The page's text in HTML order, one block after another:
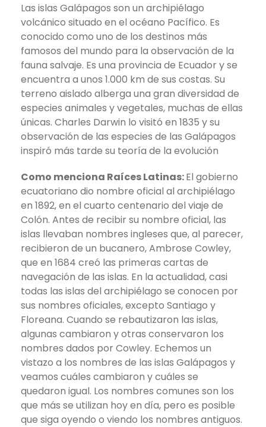
Las islas Galápagos son un archipiélago
volcánico situado en el océano Pacífico. Es
conocido como uno de los destinos más
famosos del mundo para la observación de la
fauna salvaje. Es una provincia de Ecuador y se
encuentra a unos 1.000 km de sus costas. Su
terreno aislado alberga una gran diversidad de
especies animales y vegetales, muchas de ellas
únicas. Charles Darwin lo visitó en 1835 y su
observación de las especies de las Galápagos
inspiró más tarde su teoría de la evolución
Como menciona Raíces Latinas:El gobierno
ecuatoriano dio nombre oficial al archipiélago
en 1892, en el cuarto centenario del viaje de
Colón. Antes de recibir su nombre oficial, las
islas llevaban nombres ingleses que, al parecer,
recibieron de un bucanero, Ambrose Cowley,
que en 1684 creó las primeras cartas de
navegación de las islas. En la actualidad, casi
todas las islas del archipiélago se conocen por
sus nombres oficiales, excepto Santiago y
Floreana. Cuando se rebautizaron las islas,
algunas cambiaron y otras conservaron los
nombres dados por Cowley. Echemos un
vistazo a los nombres de las islas Galápagos y
veamos cuáles cambiaron y cuáles se
quedaron igual. Los nombres comunes son los
que más se utilizan hoy en día, pero es posible
que siga oyendo o viendo los nombres antiguos.